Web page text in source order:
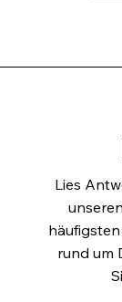
Lies
rund um